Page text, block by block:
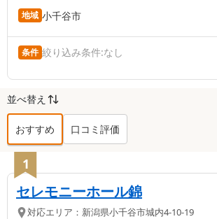
地域 小千谷市
条件 絞り込み条件:なし
並べ替え
おすすめ 口コミ評価
小千谷市
1
セレモニーホール錦
対応エリア： 新潟県小千谷市城内4-10-19